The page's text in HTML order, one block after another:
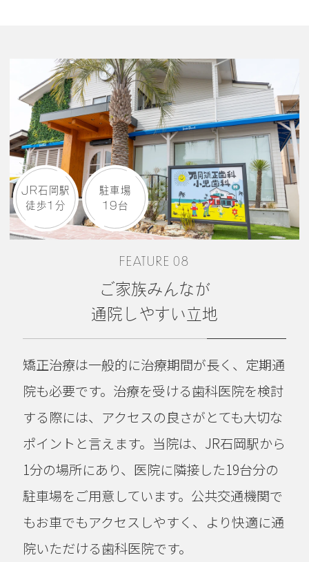
JR石岡駅
徒歩1分
駐車場
19台
FEATURE 08
ご家族みんなが
通院しやすい立地
矯正治療は一般的に治療期間が長く、定期通
院も必要です。治療を受ける歯科医院を検討
する際には、アクセスの良さがとても大切な
ポイントと言えます。当院は、JR石岡駅から
1分の場所にあり、医院に隣接した19台分の
駐車場をご用意しています。公共交通機関で
もお車でもアクセスしやすく、より快適に通
院いただける歯科医院です。